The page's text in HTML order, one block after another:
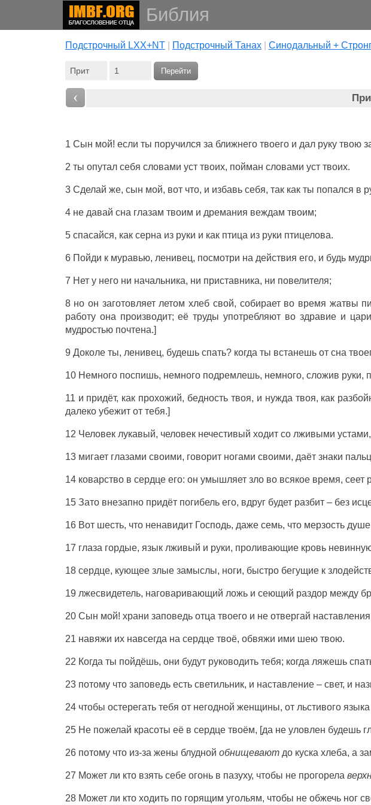
Библия
Подстрочный LXX+NT| Подстрочный Танах| Cинодальный +
Перейти
‹
1 Сын мой! если ты поручился за ближнего твоего и дал руку твою
2 ты опутал себя словами уст твоих, пойман словами уст твоих.
3 Сделай же, сын мой, вот что, и избавь себя, так как ты попался в
4 не давай сна глазам твоим и дремания веждам твоим;
5 спасайся, как серна из руки и как птица из руки птицелова.
6 Пойди к муравью, ленивец, посмотри на действия его, и будь
7 Нет у него ни начальника, ни приставника, ни повелителя;
8 но он заготовляет летом хлеб свой, собирает во время жатвы
работу она производит; её труды употребляют во здравие и
мудростью почтена.]
9 Доколе ты, ленивец, будешь спать? когда ты встанешь от сна
10 Немного поспишь, немного подремлешь, немного, сложив руки,
11 и придёт, как прохожий, бедность твоя, и нужда твоя, как
далеко убежит от тебя.]
12 Человек лукавый, человек нечестивый ходит со лживыми устами,
13 мигает глазами своими, говорит ногами своими, даёт знаки
14 коварство в сердце его: он умышляет зло во всякое время, сеет
15 Зато внезапно придёт погибель его, вдруг будет разбит – без
16 Вот шесть, что ненавидит Господь, даже семь, что мерзость
17 глаза гордые, язык лживый и руки, проливающие кровь
18 сердце, кующее злые замыслы, ноги, быстро бегущие к
19 лжесвидетель, наговаривающий ложь и сеющий раздор между
20 Сын мой! храни заповедь отца твоего и не отвергай
21 навяжи их навсегда на сердце твоё, обвяжи ими шею твою.
22 Когда ты пойдёшь, они будут руководить тебя; когда ляжешь
23 потому что заповедь есть светильник, и наставление – свет, и
24 чтобы остерегать тебя от негодной женщины, от льстивого
25 Не пожелай красоты её в сердце твоём, [да не уловлен будешь
26 потому что из-за жены блудной обнищеваютдо куска хлеба, а
27 Может ли кто взять себе огонь в пазуху, чтобы не прогорела
28 Может ли кто ходить по горящим угольям, чтобы не обжечь ног